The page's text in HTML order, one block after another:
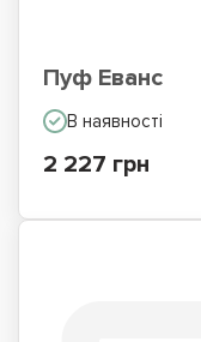
Пуф Еванс
В наявності
2 227 грн